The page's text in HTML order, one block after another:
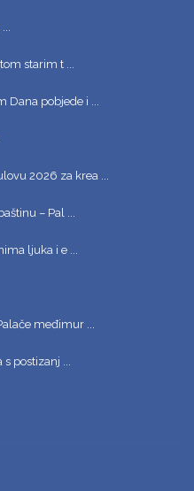
starim t ...
pobjede i ...
2026 za krea ...
– Pal ...
ljuka i e ...
međimur ...
postizanj ...